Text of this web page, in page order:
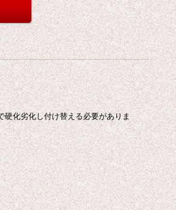
化劣化し付け替える必要がありま